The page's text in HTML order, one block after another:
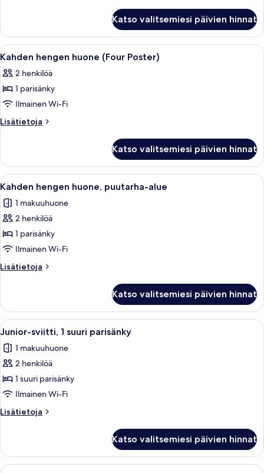
Katso valitsemiesi päivien hinnat
Avaa
kaikki
huonetyypin
Kahden
hengen
huone
kuvat
Nelipylväinen sänky, jossa on katos,
4
Kahden hengen huone (Four Poster)
2 henkilöä
1 parisänky
Ilmainen Wi-Fi
Lisätietoja
Lisätietoja
huone
(Four
Poster)
Katso valitsemiesi päivien hinnat
Avaa
kaikki
huonetyypin
Kahden
hengen
huone,
puutarha-
alue
Hotellihuone, jossa on sänky, kaksi
5
Kahden hengen huone, puutarha-alue
1 makuuhuone
2 henkilöä
1 parisänky
Ilmainen Wi-Fi
Lisätietoja
Lisätietoja
huone,
puutarha-
alue
Katso valitsemiesi päivien hinnat
Avaa
kaikki
huonetyypin
Junior-
sviitti,
1
suuri
parisänky
Hotellihuoneessa on sänky,
6
Junior-sviitti, 1 suuri parisänky
1 makuuhuone
2 henkilöä
1 suuri parisänky
Ilmainen Wi-Fi
Lisätietoja
Lisätietoja
1
suuri
Katso valitsemiesi päivien hinnat
Hotellihuone, jossa on sänky, sohva,